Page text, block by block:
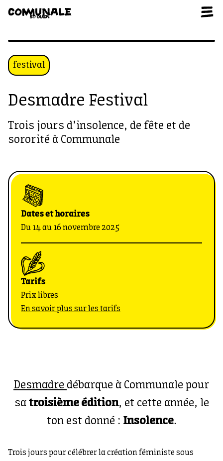
Aller au contenu
festival
Desmadre Festival
Trois jours d’insolence, de fête et de
sororité à Communale
Dates et horaires
Du 14 au 16 novembre 2025
Tarifs
Prix libres
En savoir plus sur les tarifs
Desmadre débarque à Communale pour
sa troisième édition, et cette année, le
ton est donné : Insolence.
Trois jours pour célébrer la création féministe sous